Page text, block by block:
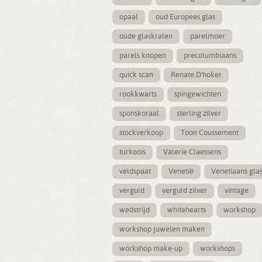
opaal oud Europees glas
oude glaskralen parelmoer
parels knopen precolumbiaans
quick scan Renate D'hoker
rookkwarts spingewichten
sponskoraal sterling zilver
stockverkoop Toon Coussement
turkoois Valerie Claessens
veldspaat Venetië Venetiaans glas
verguld verguld zilver vintage
wedstrijd whitehearts workshop
workshop juwelen maken
workshop make-up workshops